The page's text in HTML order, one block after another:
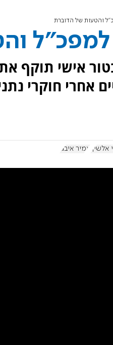
והטעות של הדוברת
אישי
אחרי חוקרי
אלשיך אמיר איבגי